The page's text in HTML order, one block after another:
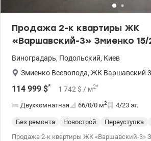
Продажа 2-к квартиры ЖК
«Варшавский-3» Змиенко 15/
Виноградарь, Подольский, Киев
Змиенко Всеволода, ЖК Варшавский 3
114 999 $* 1 742 $ / м2*
Двухкомнатная 66/0/0 м2 4/23 эт.
Без ремонта Новострой Переуступка
Продажа 2-к квартиры ЖК «Варшавский-3»